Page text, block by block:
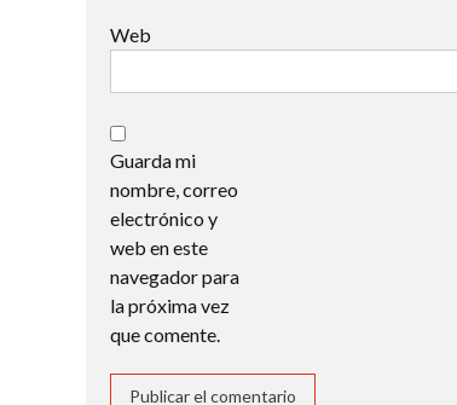
Web
Guarda mi
nombre, correo
electrónico y
web en este
navegador para
la próxima vez
que comente.